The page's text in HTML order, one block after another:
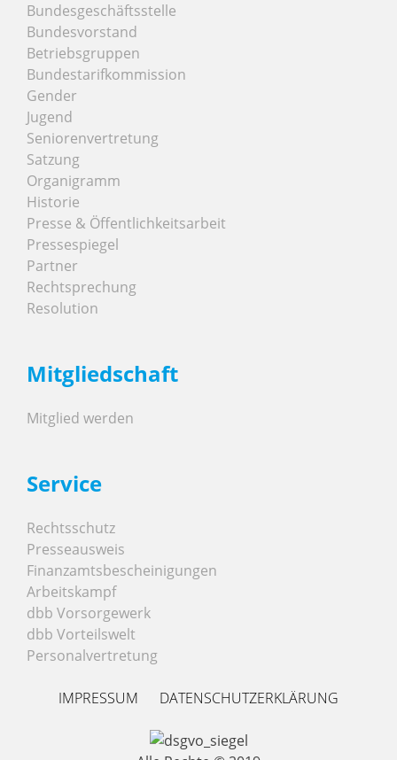
Bundesgeschäftsstelle
Bundesvorstand
Betriebsgruppen
Bundestarifkommission
Gender
Jugend
Seniorenvertretung
Satzung
Organigramm
Historie
Presse & Öffentlichkeitsarbeit
Pressespiegel
Partner
Rechtsprechung
Resolution
Mitgliedschaft
Mitglied werden
Service
Rechtsschutz
Presseausweis
Finanzamtsbescheinigungen
Arbeitskampf
dbb Vorsorgewerk
dbb Vorteilswelt
Personalvertretung
IMPRESSUM DATENSCHUTZERKLÄRUNG